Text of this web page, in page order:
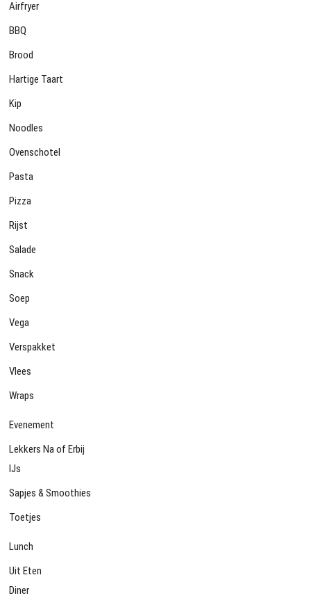
Airfryer
BBQ
Brood
Hartige Taart
Kip
Noodles
Ovenschotel
Pasta
Pizza
Rijst
Salade
Snack
Soep
Vega
Verspakket
Vlees
Wraps
Evenement
Lekkers Na of Erbij
IJs
Sapjes & Smoothies
Toetjes
Lunch
Uit Eten
Diner